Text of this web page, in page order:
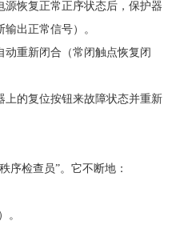
恢复正常正序状态后，保护器
出正常信号）。
重新闭合（常闭触点恢复闭
的复位按钮来故障状态并重新
序检查员”。它不断地：
。